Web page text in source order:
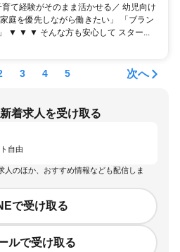
て経験がそのまま活かせる／ 幼児向け
庭を優先しながら働きたい」 「ブラン
▼ ▼ ▼ そんな方も安心して スター...
3 4 5 次へ
着求人を受け取る
自由
人のほか、おすすめ情報なども配信しま
で受け取る
ルで受け取る